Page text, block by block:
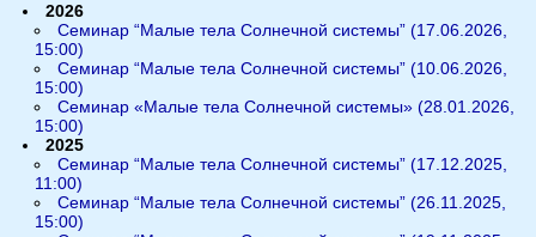
2026
Семинар “Малые тела Солнечной системы” (17.06.2026,
15:00)
Семинар “Малые тела Солнечной системы” (10.06.2026,
15:00)
Семинар «Малые тела Солнечной системы» (28.01.2026,
15:00)
2025
Семинар “Малые тела Солнечной системы” (17.12.2025,
11:00)
Семинар “Малые тела Солнечной системы” (26.11.2025,
15:00)